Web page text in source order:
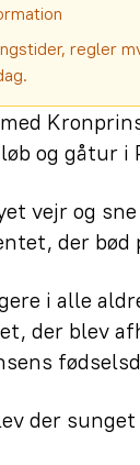
regler
og gåtur i
vejr og
der bød
i alle
der blev
der